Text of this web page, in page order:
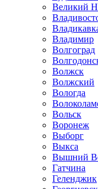
Великий
Владимир
Волгоград
Волжск
Волжский
Вологда
Вольск
Воронеж
Выборг
Выкса
Вышний
Гатчина
Геленджик